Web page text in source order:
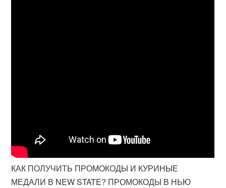
КАК ПОЛУЧИТЬ ПРОМОКОДЫ И КУРИНЫЕ
МЕДАЛИ В NEW STATE? ПРОМОКОДЫ В НЬЮ